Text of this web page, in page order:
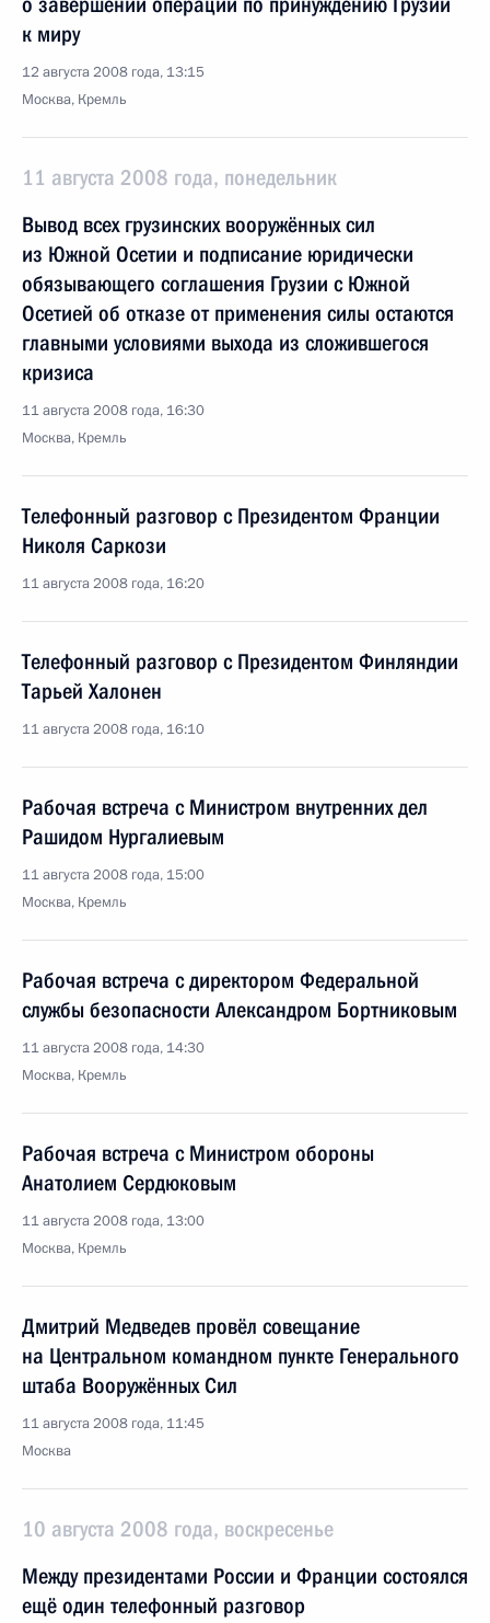
к миру
12 августа 2008 года, 13:15
Москва, Кремль
11 августа 2008 года, понедельник
Вывод всех грузинских вооружённых сил
из Южной Осетии и подписание юридически
обязывающего соглашения Грузии с Южной
Осетией об отказе от применения силы остаются
главными условиями выхода из сложившегося
кризиса
11 августа 2008 года, 16:30
Москва, Кремль
Телефонный разговор с Президентом Франции
Николя Саркози
11 августа 2008 года, 16:20
Телефонный разговор с Президентом Финляндии
Тарьей Халонен
11 августа 2008 года, 16:10
Рабочая встреча с Министром внутренних дел
Рашидом Нургалиевым
11 августа 2008 года, 15:00
Москва, Кремль
Рабочая встреча с директором Федеральной
службы безопасности Александром Бортниковым
11 августа 2008 года, 14:30
Москва, Кремль
Рабочая встреча с Министром обороны
Анатолием Сердюковым
11 августа 2008 года, 13:00
Москва, Кремль
Дмитрий Медведев провёл совещание
на Центральном командном пункте Генерального
штаба Вооружённых Сил
11 августа 2008 года, 11:45
Москва
10 августа 2008 года, воскресенье
Между президентами России и Франции состоялся
ещё один телефонный разговор